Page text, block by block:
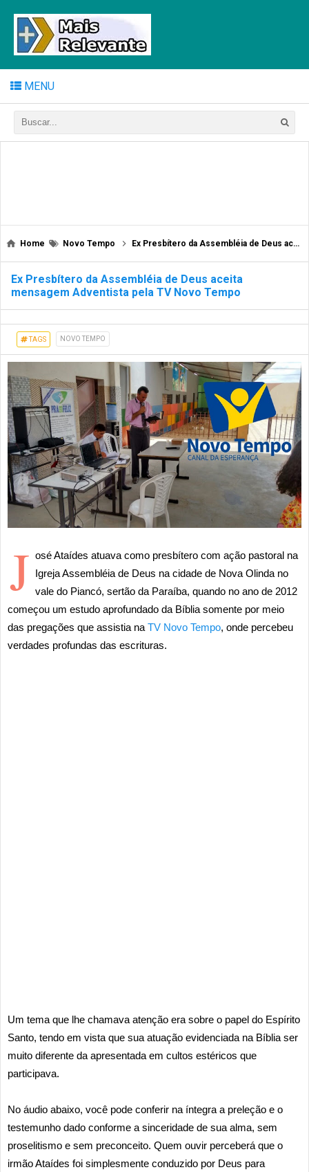
MENU
Home Novo Tempo Ex Presbítero da Assembléia de Deus aceita mensagem Adventista pela TV Novo Tempo
Ex Presbítero da Assembléia de Deus aceita
mensagem Adventista pela TV Novo Tempo
TAGS NOVO TEMPO
J osé Ataídes atuava como presbítero com ação pastoral na
Igreja Assembléia de Deus na cidade de Nova Olinda no
vale do Piancó, sertão da Paraíba, quando no ano de 2012
começou um estudo aprofundado da Bíblia somente por meio
das pregações que assistia na TV Novo Tempo, onde percebeu
verdades profundas das escrituras.
Um tema que lhe chamava atenção era sobre o papel do Espírito
Santo, tendo em vista que sua atuação evidenciada na Bíblia ser
muito diferente da apresentada em cultos estéricos que
participava.
No áudio abaixo, você pode conferir na íntegra a preleção e o
testemunho dado conforme a sinceridade de sua alma, sem
proselitismo e sem preconceito. Quem ouvir perceberá que o
irmão Ataídes foi simplesmente conduzido por Deus para